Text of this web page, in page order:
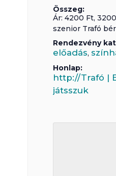
Összeg:
Ár: 4200 Ft,
szenior Trafó
Rendezvény
előadás,
Honlap:
http://Trafó |
játsszuk